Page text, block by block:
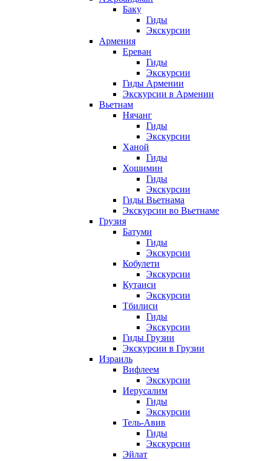
Баку
Гиды
Экскурсии
Армения
Ереван
Гиды
Экскурсии
Гиды Армении
Экскурсии в Армении
Вьетнам
Нячанг
Гиды
Экскурсии
Ханой
Гиды
Хошимин
Гиды
Экскурсии
Гиды Вьетнама
Экскурсии во Вьетнаме
Грузия
Батуми
Гиды
Экскурсии
Кобулети
Экскурсии
Кутаиси
Экскурсии
Тбилиси
Гиды
Экскурсии
Гиды Грузии
Экскурсии в Грузии
Израиль
Вифлеем
Экскурсии
Иерусалим
Гиды
Экскурсии
Тель-Авив
Гиды
Экскурсии
Эйлат